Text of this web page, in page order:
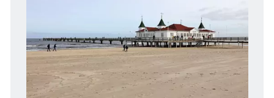
Karten
Freizeit